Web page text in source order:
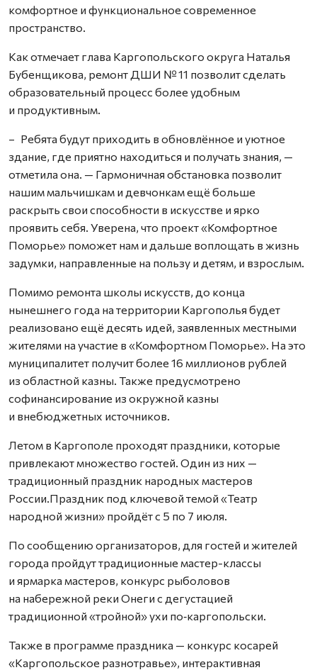
комфортное и функциональное современное
пространство.
Как отмечает глава Каргопольского округа Наталья
Бубенщикова, ремонт ДШИ № 11 позволит сделать
образовательный процесс более удобным
и продуктивным.
– Ребята будут приходить в обновлённое и уютное
здание, где приятно находиться и получать знания, —
отметила она. — Гармоничная обстановка позволит
нашим мальчишкам и девчонкам ещё больше
раскрыть свои способности в искусстве и ярко
проявить себя. Уверена, что проект «Комфортное
Поморье» поможет нам и дальше воплощать в жизнь
задумки, направленные на пользу и детям, и взрослым.
Помимо ремонта школы искусств, до конца
нынешнего года на территории Каргополья будет
реализовано ещё десять идей, заявленных местными
жителями на участие в «Комфортном Поморье». На это
муниципалитет получит более 16 миллионов рублей
из областной казны. Также предусмотрено
софинансирование из окружной казны
и внебюджетных источников.
Летом в Каргополе проходят праздники, которые
привлекают множество гостей. Один из них —
традиционный праздник народных мастеров
России.Праздник под ключевой темой «Театр
народной жизни» пройдёт с 5 по 7 июля.
По сообщению организаторов, для гостей и жителей
города пройдут традиционные мастер-классы
и ярмарка мастеров, конкурс рыболовов
на набережной реки Онеги с дегустацией
традиционной «тройной» ухи по‑каргопольски.
Также в программе праздника — конкурс косарей
«Каргопольское разнотравье», интерактивная